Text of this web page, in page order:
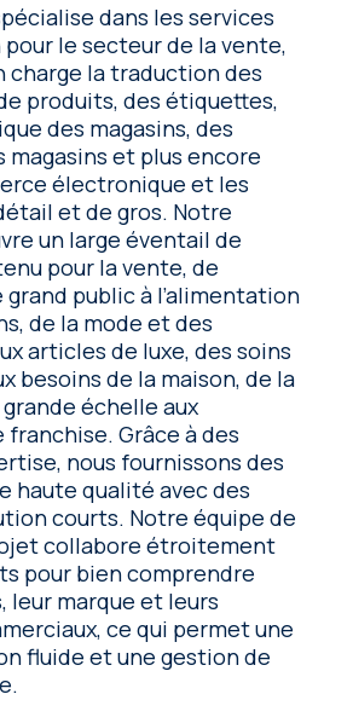
dans les services
le secteur de la vente,
charge la traduction des
produits, des étiquettes,
des magasins, des
magasins et plus encore
électronique et les
et de gros. Notre
un large éventail de
pour la vente, de
grand public à l’alimentation
de la mode et des
articles de luxe, des soins
besoins de la maison, de la
échelle aux
Grâce à des
nous fournissons des
haute qualité avec des
courts. Notre équipe de
collabore étroitement
pour bien comprendre
leur marque et leurs
ce qui permet une
fluide et une gestion de